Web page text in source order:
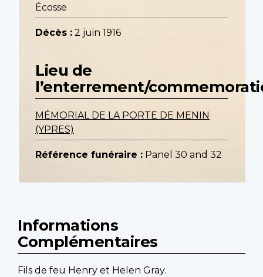
Écosse
Décès : 2 juin 1916
Lieu de
l’enterrement/
MÉMORIAL DE LA PORTE DE MENIN
(YPRES)
Référence funéraire : Panel 30 and 32
Informations
Complémentaires
Fils de feu Henry et Helen Gray.